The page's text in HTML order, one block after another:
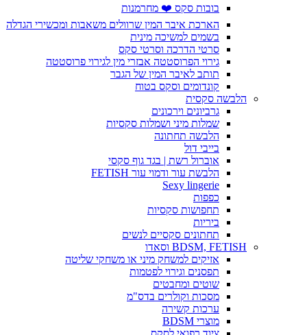
בובות סקס ❤️ מחרמנות
הארכת איבר המין שרוולים משאבות ומכשירי הגדלה
בשמים למשיכה מינית
סרטי הדרכה וסרטי סקס
גירוי הפרוסטטה אבזרי מין לגירוי פרוסטטה
תותב לאיבר המין של הגבר
קונדומים וסקס בטוח
הלבשה סקסית
גרביונים וירכונים
שמלות מיני ושמלות סקסיות
הלבשה תחתונה
בייבי דול
אוברול רשת | בגד גוף סקסי
הלבשת עור ודמוי עור FETISH
Sexy lingerie
כפפות
תחפושות סקסיות
ביריות
תחתונים סקסיים לנשים
BDSM, FETISH וסאדו
אזיקים למשחק מיני או משחקי שליטה
תפסנים וגירוי לפטמות
שוטים ומחבטים
מסכות וקולרים בדס"מ
ערכות קשירה
מוצרי BDSM